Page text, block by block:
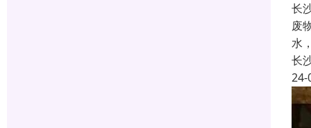
长
废
水
长
24-